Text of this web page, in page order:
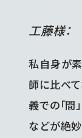
工藤様：
私自身が
師に比べ
義での「間
などが絶妙